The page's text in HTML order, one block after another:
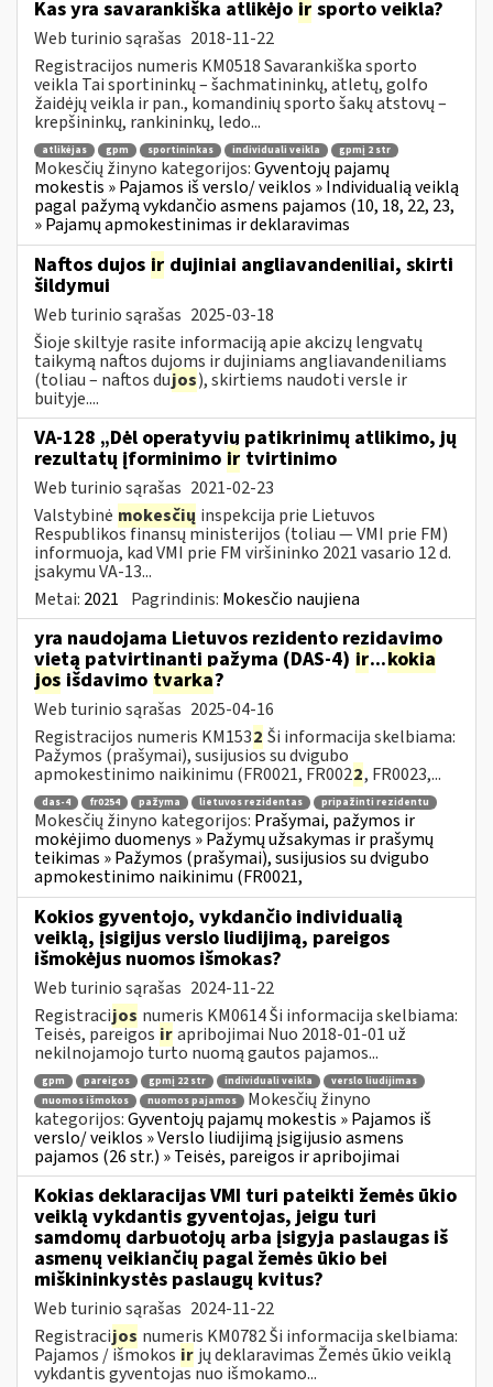
Kas yra savarankiška atlikėjo ir sporto veikla?
Web turinio sąrašas 2018-11-22
Registracijos numeris KM0518 Savarankiška sporto
veikla Tai sportininkų – šachmatininkų, atletų, golfo
žaidėjų veikla ir pan., komandinių sporto šakų atstovų –
krepšininkų, rankininkų, ledo...
atlikėjas gpm sportininkas individuali veikla gpmį 2 str
Mokesčių žinyno kategorijos:Gyventojų pajamų
mokestis » Pajamos iš verslo/ veiklos » Individualią veiklą
pagal pažymą vykdančio asmens pajamos (10, 18, 22, 23,
» Pajamų apmokestinimas ir deklaravimas
Naftos dujos ir dujiniai angliavandeniliai, skirti
šildymui
Web turinio sąrašas 2025-03-18
Šioje skiltyje rasite informaciją apie akcizų lengvatų
taikymą naftos dujoms ir dujiniams angliavandeniliams
(toliau – naftos dujos), skirtiems naudoti versle ir
buityje....
VA-128 „Dėl operatyvių patikrinimų atlikimo, jų
rezultatų įforminimo ir tvirtinimo
Web turinio sąrašas 2021-02-23
Valstybinė mokesčių inspekcija prie Lietuvos
Respublikos finansų ministerijos (toliau ― VMI prie FM)
informuoja, kad VMI prie FM viršininko 2021 vasario 12 d.
įsakymu VA-13...
Metai: 2021 Pagrindinis: Mokesčio naujiena
yra naudojama Lietuvos rezidento rezidavimo
vietą patvirtinanti pažyma (DAS-4) ir...kokia
jos išdavimo tvarka?
Web turinio sąrašas 2025-04-16
Registracijos numeris KM1532 Ši informacija skelbiama:
Pažymos (prašymai), susijusios su dvigubo
apmokestinimo naikinimu (FR0021, FR0022, FR0023,...
das-4 fr0254 pažyma lietuvos rezidentas pripažinti rezidentu
Mokesčių žinyno kategorijos: Prašymai, pažymos ir
mokėjimo duomenys » Pažymų užsakymas ir prašymų
teikimas » Pažymos (prašymai), susijusios su dvigubo
apmokestinimo naikinimu (FR0021,
Kokios gyventojo, vykdančio individualią
veiklą, įsigijus verslo liudijimą, pareigos
išmokėjus nuomos išmokas?
Web turinio sąrašas 2024-11-22
Registracijos numeris KM0614 Ši informacija skelbiama:
Teisės, pareigos irapribojimai Nuo 2018-01-01 už
nekilnojamojo turto nuomą gautos pajamos...
gpm pareigos gpmį 22 str individuali veikla
verslo liudijimas
nuomos išmokos
nuomos pajamos
Mokesčių žinyno
kategorijos:Gyventojų pajamų mokestis » Pajamos iš
verslo/ veiklos » Verslo liudijimą įsigijusio asmens
pajamos (26 str.) » Teisės, pareigos ir apribojimai
Kokias deklaracijas VMI turi pateikti žemės ūkio
veiklą vykdantis gyventojas, jeigu turi
samdomų darbuotojų arba įsigyja paslaugas iš
asmenų veikiančių pagal žemės ūkio bei
miškininkystės paslaugų kvitus?
Web turinio sąrašas 2024-11-22
Registracijos numeris KM0782 Ši informacija skelbiama:
Pajamos / išmokos ir jų deklaravimas Žemės ūkio veiklą
vykdantis gyventojas nuo išmokamo...